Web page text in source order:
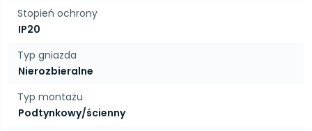
Stopień ochrony
IP20
Typ gniazda
Nierozbieralne
Typ montażu
Podtynkowy/ścienny